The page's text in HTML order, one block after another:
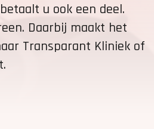
u ook een deel.
Daarbij maakt het
Transparant Kliniek of